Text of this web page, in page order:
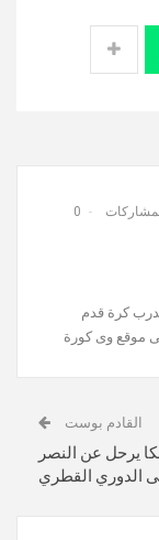
0
كرة قدم
موقع وى كورة
القادم بوست
يرحل عن النصر
الدوري القطري